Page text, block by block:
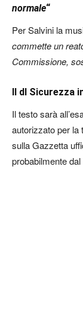
normale“
Per Salvini la
commette un
Commissione,
Il dl Sicurezza
Il testo sarà
autorizzato per la
sulla Gazzetta
probabilmente